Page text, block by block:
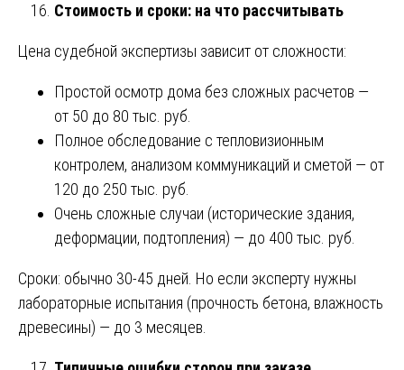
Стоимость и сроки: на что рассчитывать
Цена судебной экспертизы зависит от сложности:
Простой осмотр дома без сложных расчетов —
от 50 до 80 тыс. руб.
Полное обследование с тепловизионным
контролем, анализом коммуникаций и сметой — от
120 до 250 тыс. руб.
Очень сложные случаи (исторические здания,
деформации, подтопления) — до 400 тыс. руб.
Сроки: обычно 30-45 дней. Но если эксперту нужны
лабораторные испытания (прочность бетона, влажность
древесины) — до 3 месяцев.